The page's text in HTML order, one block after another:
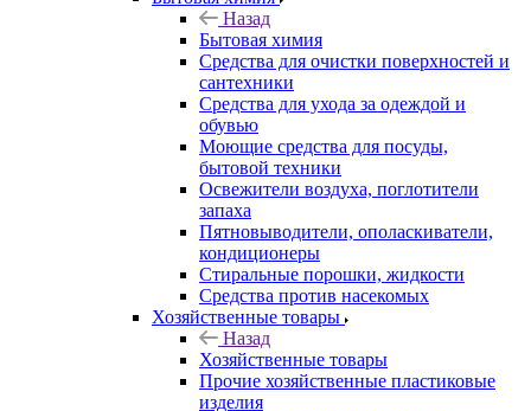
Назад
Бытовая химия
Средства для очистки поверхностей и
сантехники
Средства для ухода за одеждой и
обувью
Моющие средства для посуды,
бытовой техники
Освежители воздуха, поглотители
запаха
Пятновыводители, ополаскиватели,
кондиционеры
Стиральные порошки, жидкости
Средства против насекомых
Хозяйственные товары
Назад
Хозяйственные товары
Прочие хозяйственные пластиковые
изделия